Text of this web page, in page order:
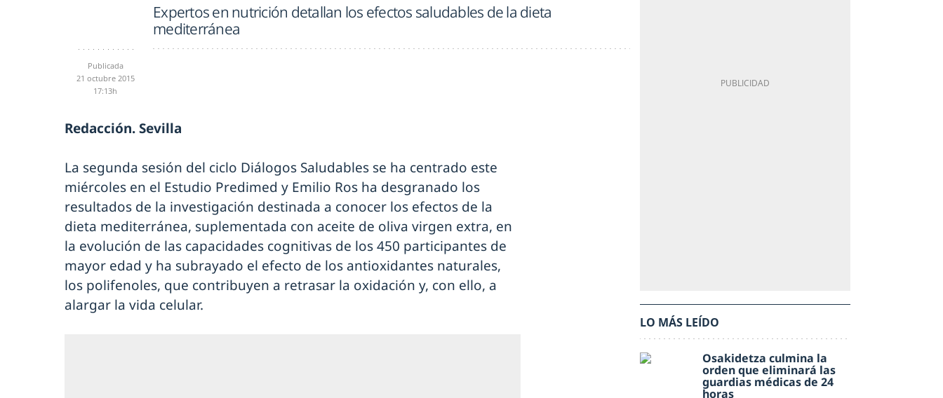
Expertos en nutrición detallan los efectos saludables de la dieta
mediterránea
Publicada
21 octubre 2015
17:13h
Redacción. Sevilla
La segunda sesión del ciclo Diálogos Saludables se ha centrado este
miércoles en el Estudio Predimed y Emilio Ros ha desgranado los
resultados de la investigación destinada a conocer los efectos de la
dieta mediterránea, suplementada con aceite de oliva virgen extra, en
la evolución de las capacidades cognitivas de los 450 participantes de
mayor edad y ha subrayado el efecto de los antioxidantes naturales,
los polifenoles, que contribuyen a retrasar la oxidación y, con ello, a
alargar la vida celular.
LO MÁS LEÍDO
Osakidetza culmina la
orden que eliminará las
guardias médicas de 24
horas